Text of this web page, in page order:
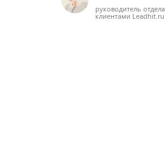
руководитель
клиентами Leadhit.ru